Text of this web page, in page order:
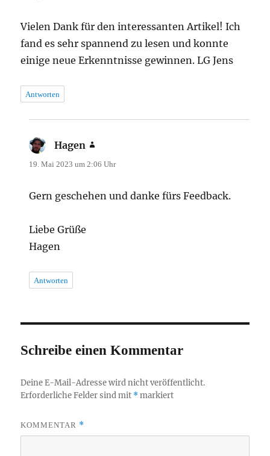
Vielen Dank für den interessanten Artikel! Ich
fand es sehr spannend zu lesen und konnte
einige neue Erkenntnisse gewinnen. LG Jens
Antworten
Hagen
19. Mai 2023 um 2:06 Uhr
Gern geschehen und danke fürs Feedback.
Liebe Grüße
Hagen
Antworten
Schreibe einen Kommentar
Deine E-Mail-Adresse wird nicht veröffentlicht.
Erforderliche Felder sind mit *markiert
KOMMENTAR *